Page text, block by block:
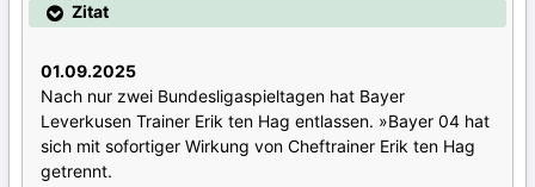
Zitat
01.09.2025
Nach nur zwei Bundesligaspieltagen hat Bayer
Leverkusen Trainer Erik ten Hag entlassen. »Bayer 04 hat
sich mit sofortiger Wirkung von Cheftrainer Erik ten Hag
getrennt.